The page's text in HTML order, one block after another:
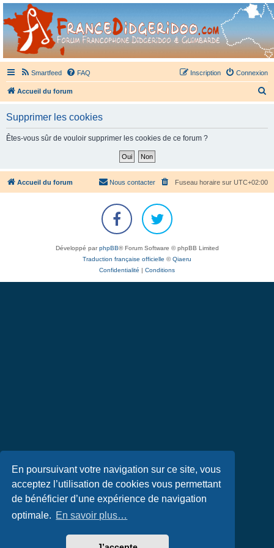
En poursuivant votre navigation sur ce site, vous
acceptez l’utilisation de cookies vous permettant
de bénéficier d’une expérience de navigation
optimale. En savoir plus…
France Didgeridoo
Didgeridoo et Guimbarde sur France Didgeridoo - retrouvez la communauté.
Smartfeed FAQ Connexion
Inscription
Accueil du forum
c
h
Supprimer les cookies
Êtes-vous sûr de vouloir supprimer les cookies de ce forum ?
Accueil du forum Fuseau horaire sur UTC+02:00
Nous contacter
Développé parphpBB® Forum Software © phpBB Limited
Traduction française officielle ©Qiaeru
Confidentialité
Conditions